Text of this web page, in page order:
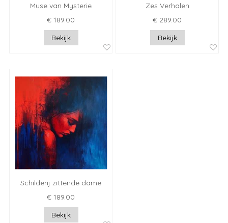
Muse van Mysterie
€ 189.00
Bekijk
Zes Verhalen
€ 289.00
Bekijk
Schilderij zittende dame
€ 189.00
Bekijk